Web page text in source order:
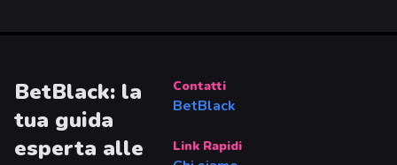
BetBlack: la
tua guida
esperta alle
Contatti
BetBlack
Link Rapidi